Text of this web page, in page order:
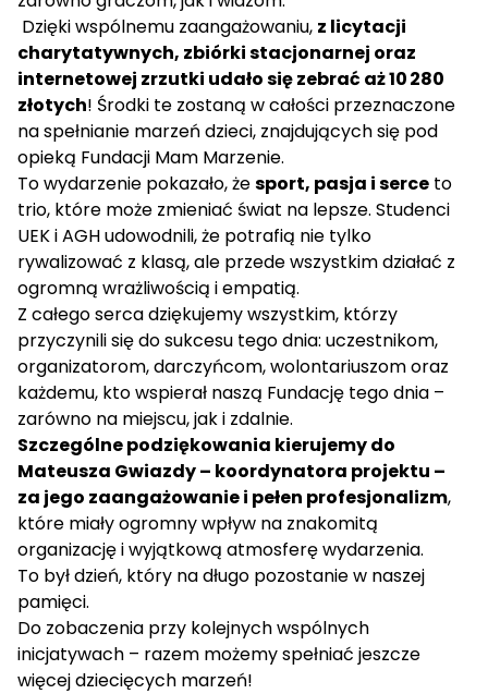
Dzięki wspólnemu zaangażowaniu, z licytacji
charytatywnych, zbiórki stacjonarnej oraz
internetowej zrzutki udało się zebrać aż 10 280
złotych! Środki te zostaną w całości przeznaczone
na spełnianie marzeń dzieci, znajdujących się pod
opieką Fundacji Mam Marzenie.
To wydarzenie pokazało, żesport, pasja i serce to
trio, które może zmieniać świat na lepsze. Studenci
UEK i AGH udowodnili, że potrafią nie tylko
rywalizować z klasą, ale przede wszystkim działać z
ogromną wrażliwością i empatią.
Z całego serca dziękujemy wszystkim, którzy
przyczynili się do sukcesu tego dnia: uczestnikom,
organizatorom, darczyńcom, wolontariuszom oraz
każdemu, kto wspierał naszą Fundację tego dnia –
zarówno na miejscu, jak i zdalnie.
Szczególne podziękowania kierujemy do
Mateusza Gwiazdy – koordynatora projektu –
za jego zaangażowanie i pełen profesjonalizm,
które miały ogromny wpływ na znakomitą
organizację i wyjątkową atmosferę wydarzenia.
To był dzień, który na długo pozostanie w naszej
pamięci.
Do zobaczenia przy kolejnych wspólnych
inicjatywach – razem możemy spełniać jeszcze
więcej dziecięcych marzeń!